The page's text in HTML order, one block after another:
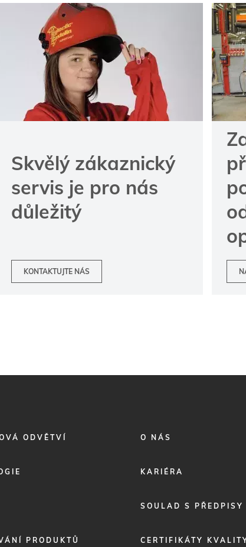
Skvělý zákaznický
servis je pro nás
důležitý
KONTAKTUJTE NÁS
ODVĚTVÍ
PRODUKTŮ
FOOTER
O NÁS
KARIÉRA
SOULAD S PŘEDPISY
CERTIFIKÁTY